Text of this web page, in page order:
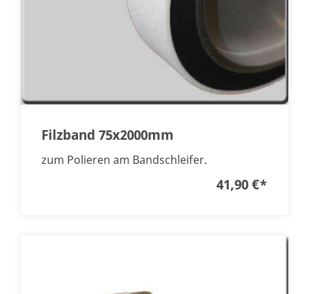
Filzband 75x2000mm
zum Polieren am Bandschleifer.
41,90 €*